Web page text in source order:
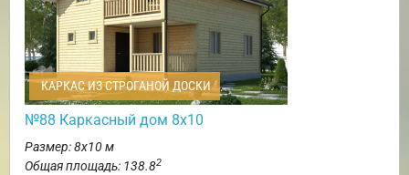
КАРКАС ИЗ СТРОГАНОЙ ДОСКИ
№88 Каркасный дом 8х10
Размер: 8х10 м
Общая площадь: 138.82